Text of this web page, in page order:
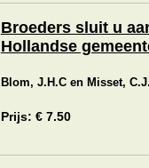
Broeders sluit u
Hollandse
Blom, J.H.C en Misset, C.J.
Prijs: € 7.50